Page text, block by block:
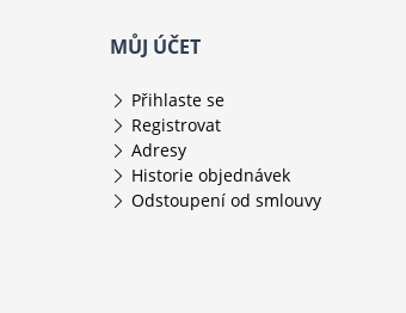
MŮJ ÚČET
Přihlaste se
Registrovat
Adresy
Historie objednávek
Odstoupení od smlouvy